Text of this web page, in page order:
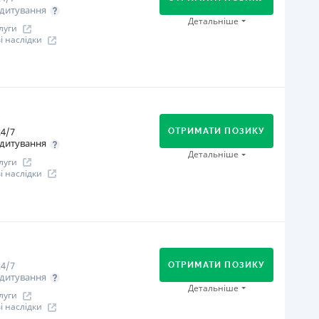
НБУ
НБУ №96
Детальніше
Онлайн (через сайт або інтернет-банкінг)
Через відділення банків-партнерів
Через термінали самообслуговування
НБУ
7
ОТРИМАТИ ПОЗИКУ
Детальніше
Оплата на розрахунковий рахунок
Онлайн (через сайт або інтернет-банкінг)
НБУ
переоформлена 07.03.2024 р.
7
ОТРИМАТИ ПОЗИКУ
Детальніше